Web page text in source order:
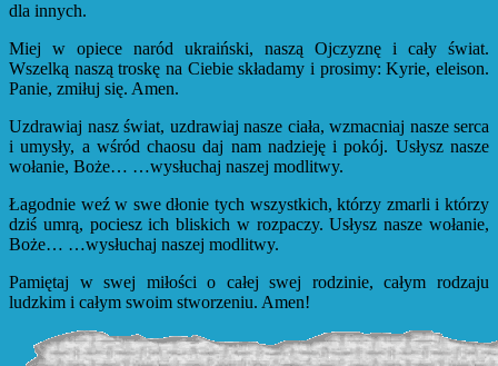
dla innych.
Miej w opiece naród ukraiński, naszą Ojczyznę i cały świat.
Wszelką naszą troskę na Ciebie składamy i prosimy: Kyrie, eleison.
Panie, zmiłuj się. Amen.
Uzdrawiaj nasz świat, uzdrawiaj nasze ciała, wzmacniaj nasze serca
i umysły, a wśród chaosu daj nam nadzieję i pokój. Usłysz nasze
wołanie, Boże… …wysłuchaj naszej modlitwy.
Łagodnie weź w swe dłonie tych wszystkich, którzy zmarli i którzy
dziś umrą, pociesz ich bliskich w rozpaczy. Usłysz nasze wołanie,
Boże… …wysłuchaj naszej modlitwy.
Pamiętaj w swej miłości o całej swej rodzinie, całym rodzaju
ludzkim i całym swoim stworzeniu. Amen!